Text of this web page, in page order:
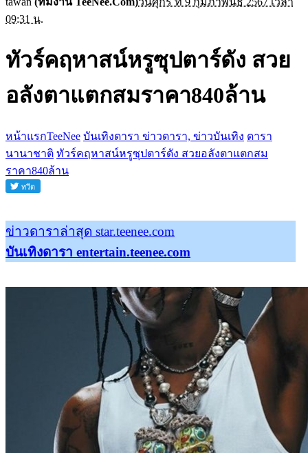
09:31 น.
ทัวร์คฤหาสน์หรูซุปตาร์ดัง สวย
อลังตาแตกสมราคา840ล้าน
หน้าแรกTeeNee บันเทิงดารา ข่าวดารา, ข่าวบันเทิง ดารา
นานาชาติ ทัวร์คฤหาสน์หรูซุปตาร์ดัง สวยอลังตาแตกสม
ราคา840ล้าน
ข่าวดาราล่าสุด star.teenee.com
บันเทิงดารา entertain.teenee.com